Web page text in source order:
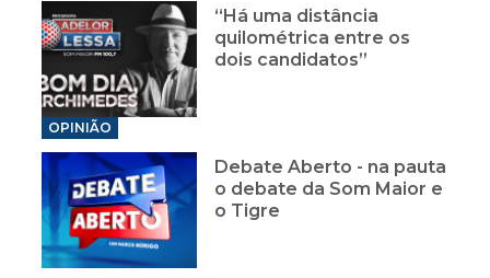
“Há uma distância
quilométrica entre os
dois candidatos”
OPINIÃO
Debate Aberto - na pauta
o debate da Som Maior e
o Tigre